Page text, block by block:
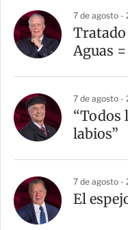
7 de agosto -
Tratado
Aguas
7 de agosto -
“Todos
labios”
7 de agosto -
El